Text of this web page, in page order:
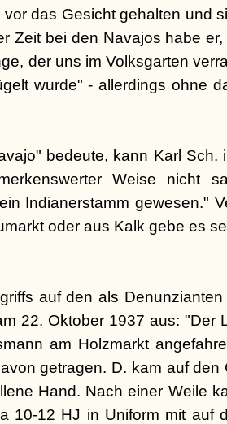
das Gesicht gehalten und
Zeit bei den Navajos habe
der uns im Volksgarten
wurde" - allerdings ohne
bedeute, kann Karl Sch.
Weise nicht
Indianerstamm gewesen."
oder aus Kalk gebe es
auf den als
22. Oktober 1937 aus: "Der
am Holzmarkt
getragen. D. kam auf den
Hand. Nach einer Weile
10-12 HJ in Uniform mit auf